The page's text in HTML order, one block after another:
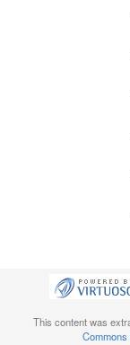
This content was
Commons